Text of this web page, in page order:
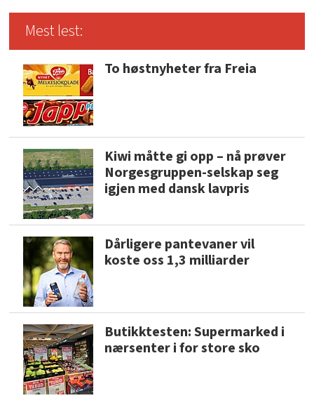
Mest lest:
To høstnyheter fra Freia
Kiwi måtte gi opp – nå prøver
Norgesgruppen-selskap seg
igjen med dansk lavpris
Dårligere pantevaner vil
koste oss 1,3 milliarder
Butikktesten: Supermarked i
nærsenter i for store sko